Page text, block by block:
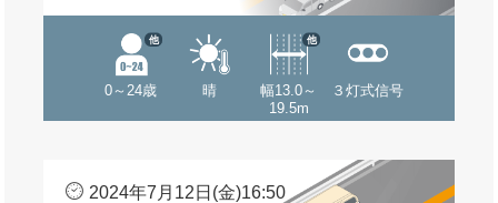
0～24歳
他
晴
幅13.0～
19.5m
他
３灯式信号
2024年7月12日(金)16:50